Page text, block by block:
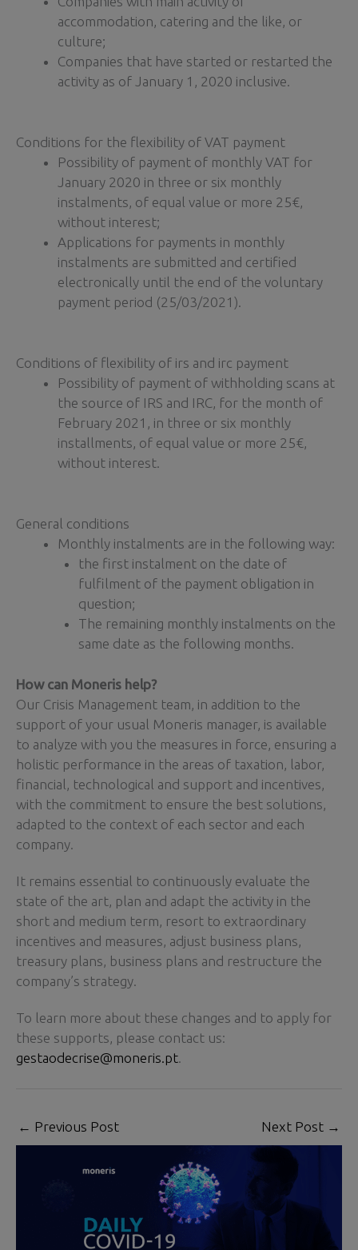
accommodation, catering and the like, or
culture;
Companies that have started or restarted the
activity as of January 1, 2020 inclusive.
Conditions for the flexibility of VAT payment
Possibility of payment of monthly VAT for
January 2020 in three or six monthly
instalments, of equal value or more 25€,
without interest;
Applications for payments in monthly
instalments are submitted and certified
electronically until the end of the voluntary
payment period (25/03/2021).
Conditions of flexibility of irs and irc payment
Possibility of payment of withholding scans at
the source of IRS and IRC, for the month of
February 2021, in three or six monthly
installments, of equal value or more 25€,
without interest.
General conditions
Monthly instalments are in the following way:
the first instalment on the date of
fulfilment of the payment obligation in
question;
The remaining monthly instalments on the
same date as the following months.
How can Moneris help?
Our Crisis Management team, in addition to the
support of your usual Moneris manager, is available
to analyze with you the measures in force, ensuring a
holistic performance in the areas of taxation, labor,
financial, technological and support and incentives,
with the commitment to ensure the best solutions,
adapted to the context of each sector and each
company.
It remains essential to continuously evaluate the
state of the art, plan and adapt the activity in the
short and medium term, resort to extraordinary
incentives and measures, adjust business plans,
treasury plans, business plans and restructure the
company’s strategy.
To learn more about these changes and to apply for
these supports, please contact us:
gestaodecrise@moneris.pt.
← Previous Post Next Post →